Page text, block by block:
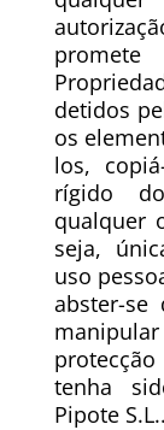
detidos
os
los,
rígido
qualquer
seja,
uso
abster-
tenha
Pipote S.L..